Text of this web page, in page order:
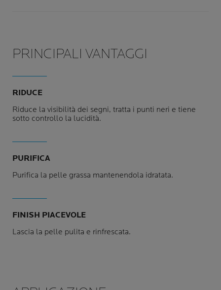
PRINCIPALI VANTAGGI
RIDUCE
Riduce la visibilità dei segni, tratta i punti neri e tiene
sotto controllo la lucidità.
PURIFICA
Purifica la pelle grassa mantenendola idratata.
FINISH PIACEVOLE
Lascia la pelle pulita e rinfrescata.